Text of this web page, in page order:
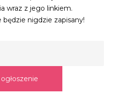
wraz z jego linkiem.
będzie nigdzie zapisany!